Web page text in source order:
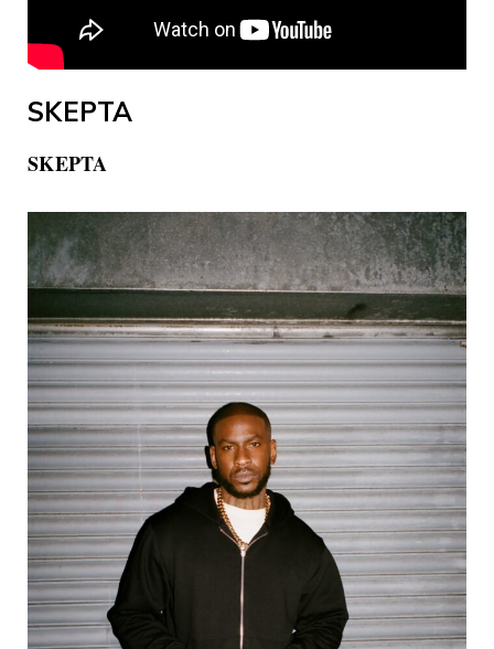
SKEPTA
SKEPTA